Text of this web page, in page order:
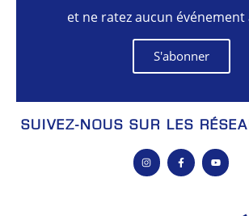
et ne ratez aucun événement
S'abonner
SUIVEZ-NOUS SUR LES